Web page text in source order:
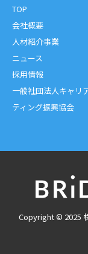
TOP
会社概要
人材紹介事業
ニュース
採用情報
一般社団法人キャリ
ティング振興協会
Copyright © 2025